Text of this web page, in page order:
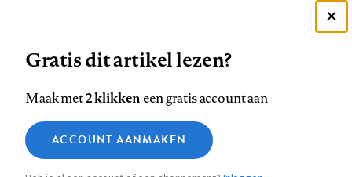
op
Facebook
op
LinkedIn
op
Bluesky
ons
op
InstagramYouTube
Footer
Contact Colofon Disclaimer Privacy
Medische vragen verdienen
betrouwbare antwoorden
Gratis dit artikel lezen?
Maak met2 klikkeneen gratis account aan
ACCOUNT AANMAKEN
Zie onze cookie policy
Analytische cookies